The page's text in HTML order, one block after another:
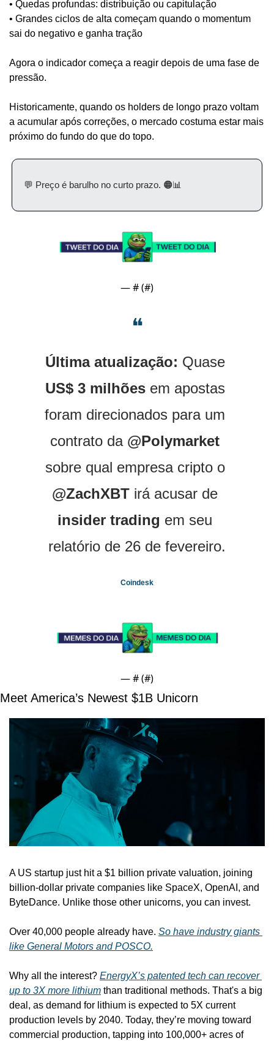
• Quedas profundas: distribuição ou capitulação
• Grandes ciclos de alta começam quando o momentum
sai do negativo e ganha tração
Agora o indicador começa a reagir depois de uma fase de
pressão.
Historicamente, quando os holders de longo prazo voltam
a acumular após correções, o mercado costuma estar mais
próximo do fundo do que do topo.
💬 Preço é barulho no curto prazo. 🟠📊
— # (#)
❝
Última atualização:
Quase
US$ 3 milhões em apostas
foram direcionados para um
contrato da
sobre qual empresa cripto o
@ZachXBT
insider trading em seu
relatório de 26 de fevereiro.
Coindesk
— # (#)
Meet America’s Newest $1B Unicorn
A US startup just hit a $1 billion private valuation, joining
billion-dollar private companies like SpaceX, OpenAI, and
ByteDance. Unlike those other unicorns, you can invest.
Over 40,000 people already have. So have industry giants
like General Motors and POSCO.
Why all the interest? EnergyX’s patented tech can recover
up to 3X more lithium than traditional methods. That's a big
deal, as demand for lithium is expected to 5X current
production levels by 2040. Today, they’re moving toward
commercial production, tapping into 100,000+ acres of